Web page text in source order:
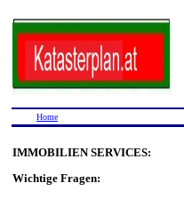
Home
IMMOBILIEN SERVICES:
Wichtige Fragen: